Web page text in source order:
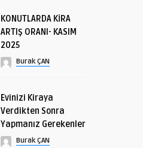
KONUTLARDA KİRA
ARTIŞ ORANI- KASIM
2025
Burak ÇAN
Evinizi Kiraya
Verdikten Sonra
Yapmanız Gerekenler
Burak ÇAN